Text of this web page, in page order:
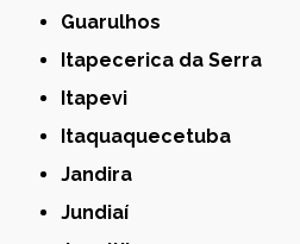
Guarulhos
Itapecerica da Serra
Itapevi
Itaquaquecetuba
Jandira
Jundiaí